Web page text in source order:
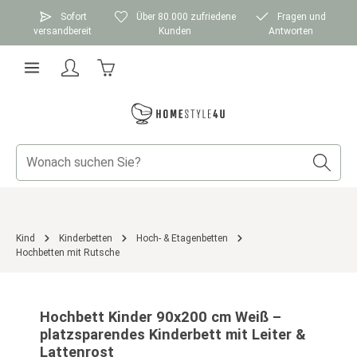
Zum Hauptinhalt springen
Sofort
versandbereit
Über 80.000 zufriedene
Kunden
Fragen und
Antworten
Kind Kinderbetten
Hoch- & Etagenbetten
Hochbetten mit Rutsche
Hochbett Kinder 90x200 cm Weiß –
platzsparendes Kinderbett mit Leiter &
Lattenrost